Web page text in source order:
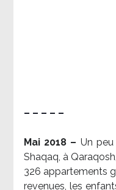
– – – – –
Mai 2018 – Un
Shaqaq, à
326 appartements
revenues, les